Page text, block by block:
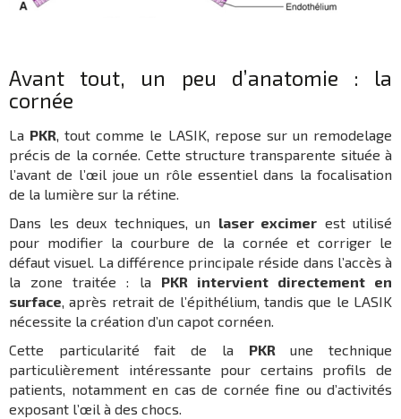
Avant tout, un peu d’anatomie : la
cornée
La PKR, tout comme le LASIK, repose sur un remodelage
précis de la cornée. Cette structure transparente située à
l’avant de l’œil joue un rôle essentiel dans la focalisation
de la lumière sur la rétine.
Dans les deux techniques, un laser excimer est utilisé
pour modifier la courbure de la cornée et corriger le
défaut visuel. La différence principale réside dans l’accès à
la zone traitée : la PKR intervient directement en
surface, après retrait de l’épithélium, tandis que le LASIK
nécessite la création d’un capot cornéen.
Cette particularité fait de la PKR une technique
particulièrement intéressante pour certains profils de
patients, notamment en cas de cornée fine ou d’activités
exposant l’œil à des chocs.